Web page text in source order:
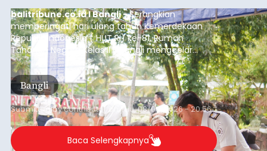
balitribune.co.id I Bangli -Serangkian
memperingati hari ulang tahun Kemerdekaan
Republik Indonesia ( HUT RI) ke-81, Rumah
Tahanan Negara Kelas II B Bangli menggelar
kegiatan pemeriksaan kesehatan gratis, Rabu
(6/8/2026).
Bangli
Submitted bycontributor Thu, 08/06/2026 - 20:56
Baca Selengkapnya